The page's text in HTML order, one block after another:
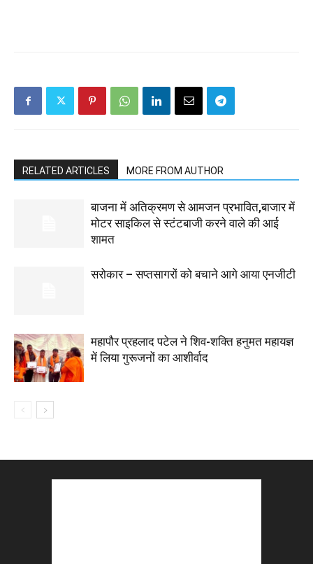
RELATED ARTICLES MORE FROM AUTHOR
बाजना में अतिक्रमण से आमजन प्रभावित,बाजार में
मोटर साइकिल से स्टंटबाजी करने वाले की आई
शामत
सरोकार – सप्तसागरों को बचाने आगे आया एनजीटी
महापौर प्रहलाद पटेल ने शिव-शक्ति हनुमत महायज्ञ
में लिया गुरूजनों का आशीर्वाद